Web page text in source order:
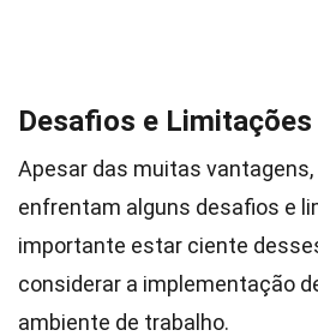
Desafios e Limitações
Apesar das muitas
enfrentam alguns desafios e
importante estar ciente
considerar a implementação
ambiente de trabalho.